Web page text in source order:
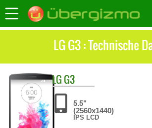
LG G3 : Technische
LG G3
5.5"
(2560x1440)
IPS LCD